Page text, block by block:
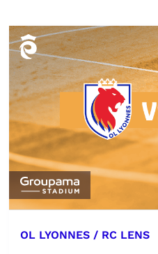
OL LYONNES / RC LENS